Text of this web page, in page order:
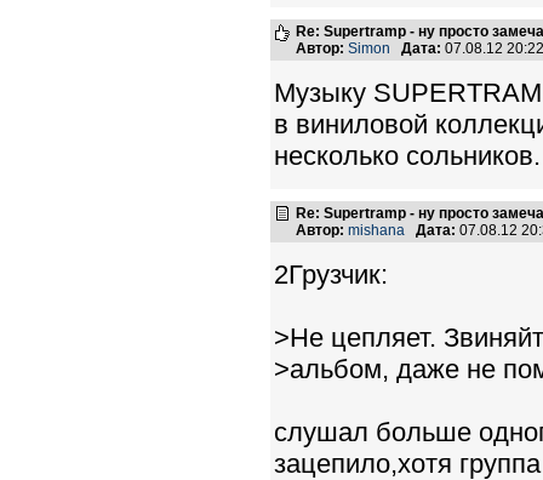
Re: Supertramp - ну просто
Автор: Simon Дата: 07.08.12
Музыку
в виниловой
несколько сольников.
Re: Supertramp - ну просто
Автор: mishana Дата: 07.08.12
2Грузчик:
>Не цепляет.
>альбом, даже не
слушал больше
зацепило,хотя